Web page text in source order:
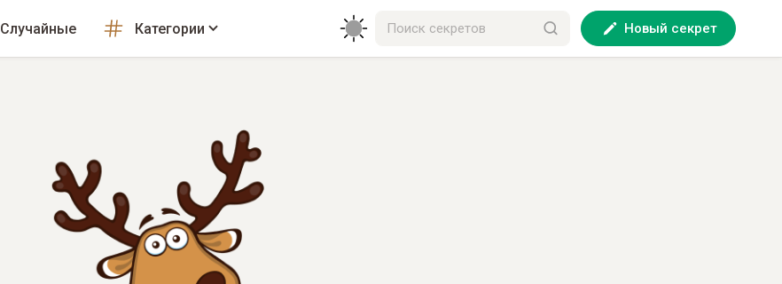
Случайные Категории Новый секрет